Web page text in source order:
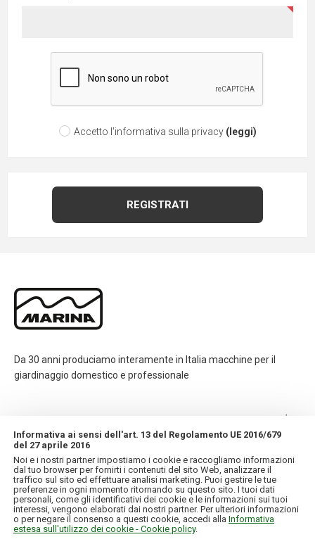
Accetto l'informativa sulla privacy (leggi)
Da 30 anni produciamo interamente in Italia macchine per il
giardinaggio domestico e professionale
INFORMAZIONI
IL MIO ACCOUNT
Informativa ai sensi dell'art. 13 del Regolamento UE 2016/679
del 27 aprile 2016
Noi e i nostri partner impostiamo i cookie e raccogliamo informazioni
dal tuo browser per fornirti i contenuti del sito Web, analizzare il
traffico sul sito ed effettuare analisi marketing. Puoi gestire le tue
preferenze in ogni momento ritornando su questo sito. I tuoi dati
personali, come gli identificativi dei cookie e le informazioni sui tuoi
interessi, vengono elaborati dai nostri partner. Per ulteriori informazioni
o per negare il consenso a questi cookie, accedi alla Informativa
estesa sull'utilizzo dei cookie - Cookie policy.